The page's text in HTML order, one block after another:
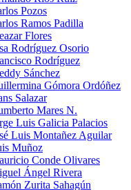
Pozos
Ramos Padilla
Flores
Rodríguez Osorio
Rodríguez
Sánchez
Gómora Ordóñez
Salazar
Mares N.
Luis Galicia Palacios
Luis Montañez Aguilar
Muñoz
Conde Olivares
Ángel Rivera
Zurita Sahagún